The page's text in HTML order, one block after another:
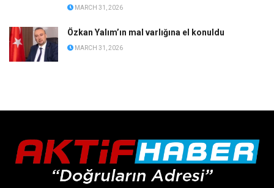
MARCH 31, 2026
Özkan Yalım’ın mal varlığına el konuldu
MARCH 31, 2026